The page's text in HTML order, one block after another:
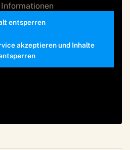
entsperren
akzeptieren und Inhalte